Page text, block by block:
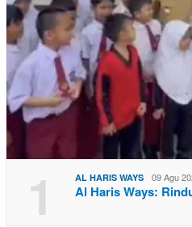
1 AL HARIS WAYS 09 Agu
Al Haris Ways: